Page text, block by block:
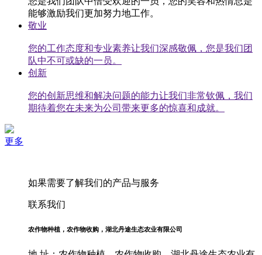
能够激励我们更加努力地工作。
敬业
您的工作态度和专业素养让我们深感敬佩，您是我们团
队中不可或缺的一员。
创新
您的创新思维和解决问题的能力让我们非常钦佩，我们
期待着您在未来为公司带来更多的惊喜和成就。
更多
如果需要了解我们的产品与服务
联系我们
农作物种植，农作物收购，湖北丹途生态农业有限公司